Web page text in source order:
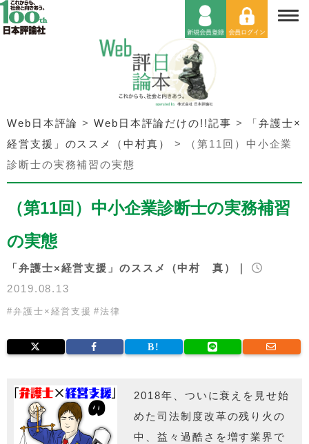
Web日本評論 >Web日本評論だけの!!記事 >
「弁護士×
経営支援」のススメ（中村真）
>
（第11回）中小企業
診断士の実務補習の実態
（第11回）中小企業診断士の実務補習
の実態
「弁護士×経営支援」のススメ（中村 真）｜
2019.08.13
#弁護士×経営支援 #法律
2018年、ついに衰えを見せ始
めた司法制度改革の残り火の
中、益々過酷さを増す業界で